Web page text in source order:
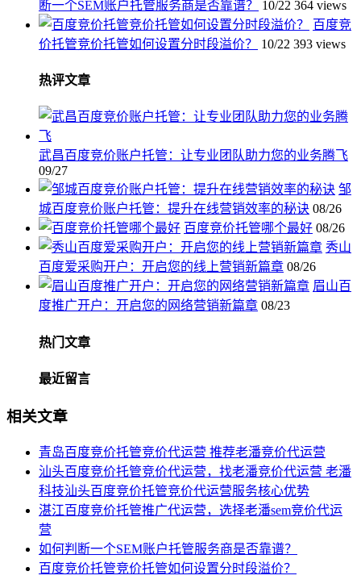
断一个SEM账户托管服务商是否靠谱？
10/22 364 views
百度竞
价托管竞价托管如何设置分时段溢价？
10/22 393 views
热评文章
武昌百度竞价账户托管：让专业团队助力您的业务腾飞
09/27
邹
城百度竞价账户托管：提升在线营销效率的秘诀 08/26
百度竞价托管哪个最好 08/26
秀山
百度爱采购开户：开启您的线上营销新篇章 08/26
眉山百
度推广开户：开启您的网络营销新篇章 08/23
热门文章
最近留言
相关文章
青岛百度竞价托管竞价代运营 推荐老潘竞价代运营
汕头百度竞价托管竞价代运营，找老潘竞价代运营 老潘
科技汕头百度竞价托管竞价代运营服务核心优势
湛江百度竞价托管推广代运营，选择老潘sem竞价代运
营
如何判断一个SEM账户托管服务商是否靠谱？
百度竞价托管竞价托管如何设置分时段溢价？